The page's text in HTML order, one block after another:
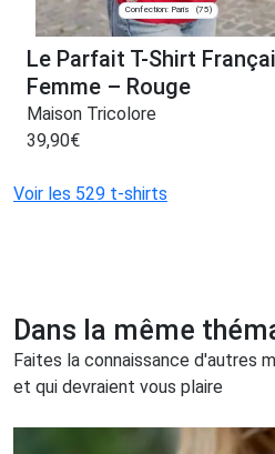
Confection: Paris (75)
Le Parfait T-Shirt
Femme – Rouge
Maison Tricolore
39,90€
Voir les 529 t-shirts
Dans la même
Faites la connaissance d'autres
et qui devraient vous plaire